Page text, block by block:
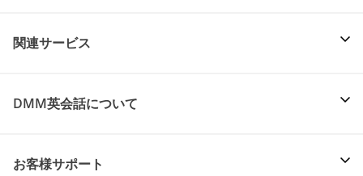
関連サービス
DMM英会話について
お客様サポート